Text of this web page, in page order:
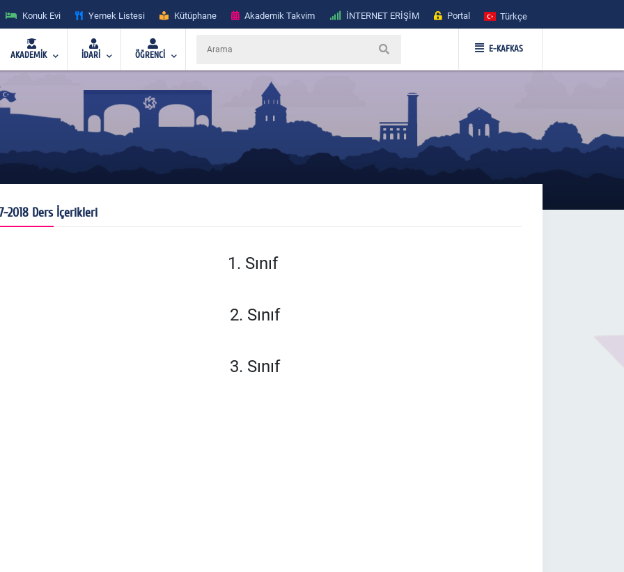
Konuk Evi Yemek Listesi Kütüphane Akademik Takvim İNTERNET ERİŞİM Portal Türkçe
AKADEMİK İDARİ ÖĞRENCİ
E-KAFKAS
2018 Ders İçerikleri
1. Sınıf
2. Sınıf
3. Sınıf